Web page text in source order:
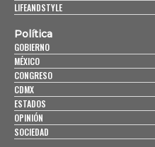
LIFEANDSTYLE
Política
GOBIERNO
MÉXICO
CONGRESO
CDMX
ESTADOS
OPINIÓN
SOCIEDAD